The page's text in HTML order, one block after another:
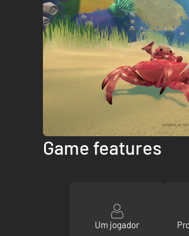
Game features
Um jogador